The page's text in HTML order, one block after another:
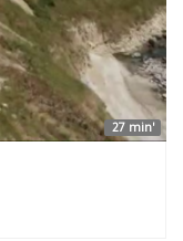
27 min'